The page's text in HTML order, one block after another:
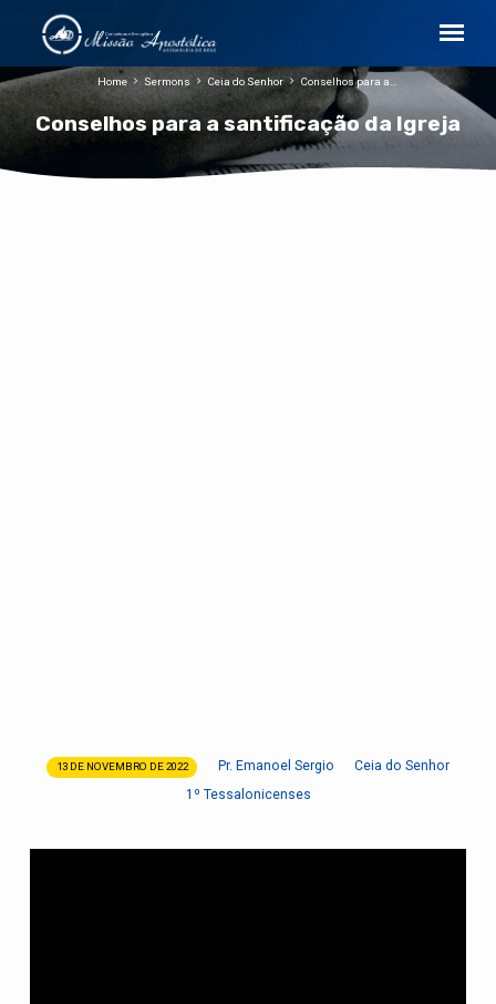
Conselhos para a santificação da Igreja
Home Sermons Ceia do Senhor Conselhos para a…
Conselhos
13 DE NOVEMBRO DE 2022 Pr. Emanoel Sergio
Ceia do Senhor
1º Tessalonicenses